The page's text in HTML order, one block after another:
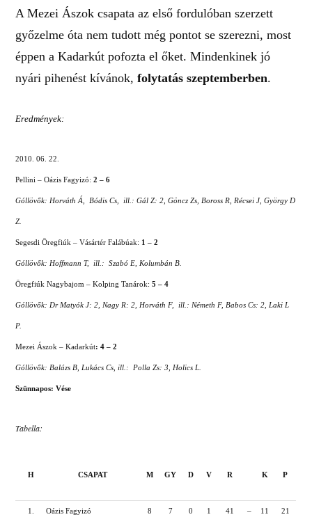
A Mezei Ászok csapata az első fordulóban szerzett
győzelme óta nem tudott még pontot se szerezni, most
éppen a Kadarkút pofozta el őket. Mindenkinek jó
nyári pihenést kívánok,folytatás szeptemberben.
Eredmények:
2010. 06. 22.
Pellini – Oázis Fagyizó:2 – 6
Góllövők: Horváth Á, Bódis Cs, ill.: Gál Z: 2, Göncz Zs, Boross R, Récsei J, György D
Z.
Segesdi Öregfiúk – Vásártér Falábúak: 1 – 2
Góllövők: Hoffmann T, ill.: Szabó E, Kolumbán B.
Öregfiúk Nagybajom – Kolping Tanárok:5 – 4
Góllövők: Dr Matyók J: 2, Nagy R: 2, Horváth F, ill.: Németh F, Babos Cs: 2, Laki L
P.
Mezei Ászok – Kadarkút: 4 – 2
Góllövők: Balázs B, Lukács Cs, ill.: Polla Zs: 3, Holics L.
Szünnapos: Vése
Tabella:
H CSAPAT M GY D V R K P
1. Oázis Fagyizó 8 7 0 1 41 – 11 21